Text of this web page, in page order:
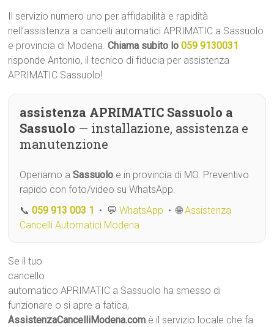
Il servizio numero uno per affidabilità e rapidità
nell’assistenza a cancelli automatici APRIMATIC a Sassuolo
e provincia di Modena.Chiama subito lo059 9130031
risponde Antonio, il tecnico di fiducia per assistenza
APRIMATIC Sassuolo!
assistenza APRIMATIC Sassuolo a
Sassuolo — installazione, assistenza e
manutenzione
Operiamo aSassuolo e in provincia di MO. Preventivo
rapido con foto/video su WhatsApp.
📞059 913 003 1 • 💬WhatsApp • 🌐Assistenza
Cancelli Automatici Modena
Se il tuo
cancello
automatico APRIMATIC a Sassuolo ha smesso di
funzionare o si apre a fatica,
AssistenzaCancelliModena.com è il servizio locale che fa